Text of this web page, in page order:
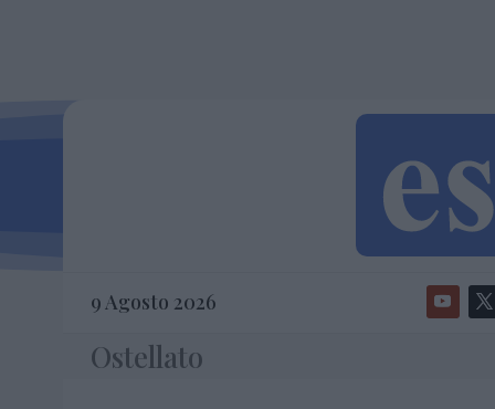
9 Agosto 2026
Ostellato